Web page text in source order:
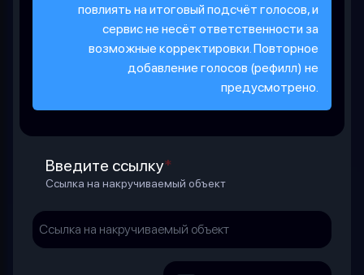
повлиять на итоговый подсчёт голосов, и
сервис не несёт ответственности за
возможные корректировки. Повторное
добавление голосов (рефилл) не
предусмотрено.
Введите ссылку*
Ссылка на накручиваемый объект